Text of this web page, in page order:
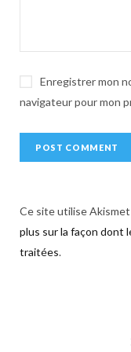
Enregistrer mon
navigateur pour mon
Ce site utilise
plus sur la façon dont
traitées.